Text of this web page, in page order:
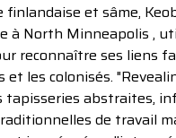
finlandaise et sâme,
à North Minneapolis ,
reconnaître ses liens
et les colonisés.
tapisseries abstraites,
de travail